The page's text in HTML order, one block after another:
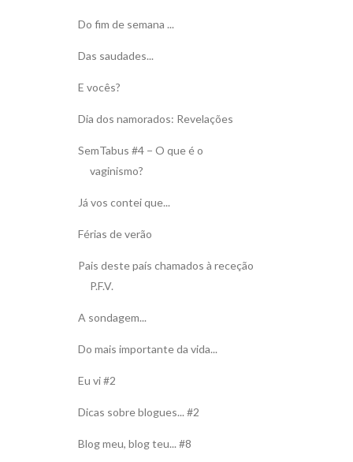
Do fim de semana ...
Das saudades...
E vocês?
Dia dos namorados: Revelações
SemTabus #4 − O que é o
vaginismo?
Já vos contei que...
Férias de verão
Pais deste país chamados à receção
P.F.V.
A sondagem...
Do mais importante da vida...
Eu vi #2
Dicas sobre blogues... #2
Blog meu, blog teu... #8